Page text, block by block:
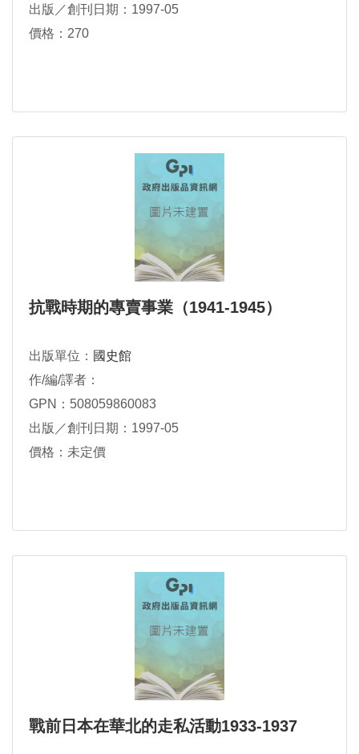
出版／創刊日期：1997-05
價格：270
抗戰時期的專賣事業（1941-1945）
出版單位： 國史館
作/編/譯者：
GPN：508059860083
出版／創刊日期：1997-05
價格：未定價
戰前日本在華北的走私活動1933-1937